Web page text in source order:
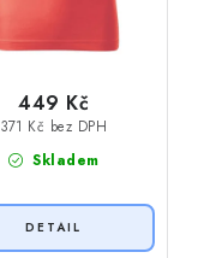
Skladem
371 Kč bez DPH
449 Kč